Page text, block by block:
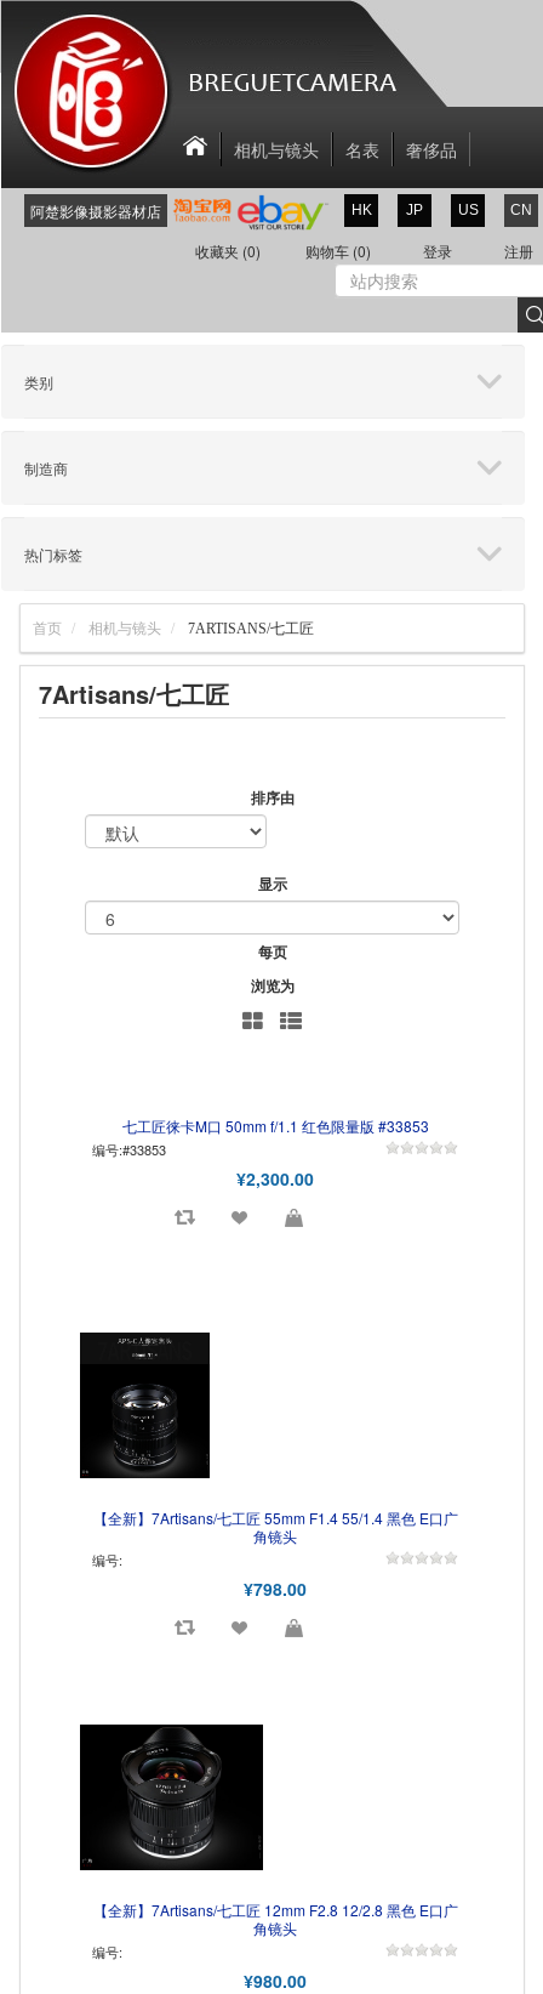
CN
US
JP
HK
阿楚影像摄影器材店
注册
登录
购物车 (0)
收藏夹 (0)
相机与镜头 名表
奢侈品
相机配件
关于我们
联系我们
新商品
折扣区
类别
制造商
热门标签
首页 相机与镜头 7ARTISANS/七工匠
7Artisans/七工匠
排序由
显示
每页
浏览为
七工匠徕卡M口 50mm f/1.1 红色限量版 #33853
编号:#33853
¥2,300.00
【全新】7Artisans/七工匠 55mm F1.4 55/1.4 黑色 E口广
角镜头
编号:
¥798.00
【全新】7Artisans/七工匠 12mm F2.8 12/2.8 黑色 E口广
角镜头
编号:
¥980.00